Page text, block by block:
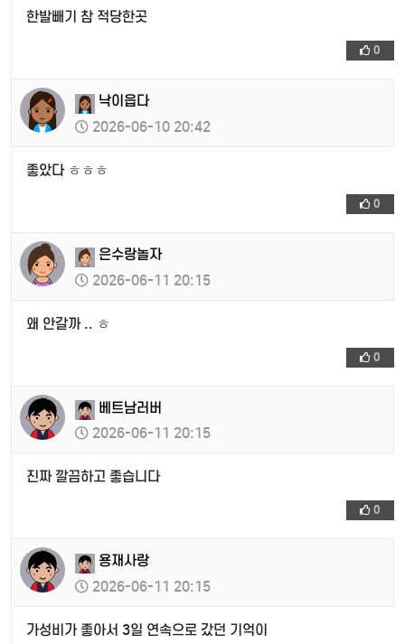
한발빼기 참 적당한곳
0
낙이읍다
2026-06-10 20:42
좋았다 ㅎㅎㅎ
0
은수랑놀자
2026-06-11 20:15
왜 안갈까 .. ㅎ
0
베트남러버
2026-06-11 20:15
진짜 깔끔하고 좋습니다
0
용재사랑
2026-06-11 20:15
가성비가 좋아서 3일 연속으로 갔던 기억이